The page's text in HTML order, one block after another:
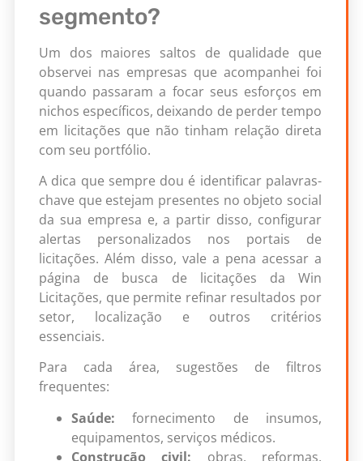
segmento?
Um dos maiores saltos de qualidade que
observei nas empresas que acompanhei foi
quando passaram a focar seus esforços em
nichos específicos, deixando de perder tempo
em licitações que não tinham relação direta
com seu portfólio.
A dica que sempre dou é identificar palavras-
chave que estejam presentes no objeto social
da sua empresa e, a partir disso, configurar
alertas personalizados nos portais de
licitações. Além disso, vale a pena acessar a
página de busca de licitações da Win
Licitações, que permite refinar resultados por
setor, localização e outros critérios
essenciais.
Para cada área, sugestões de filtros
frequentes:
Saúde: fornecimento de insumos,
equipamentos, serviços médicos.
Construção civil: obras, reformas,